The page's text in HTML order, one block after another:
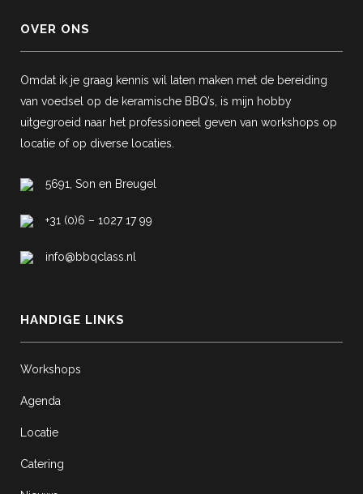
OVER ONS
Omdat ik je graag kennis wil laten maken met de bereiding
van voedsel op de keramische BBQ’s, is mijn hobby
uitgegroeid naar het professioneel geven van workshops op
locatie of op diverse locaties.
5691, Son en Breugel
+31 (0)6 – 1027 17 99
info@bbqclass.nl
HANDIGE LINKS
Workshops
Agenda
Locatie
Catering